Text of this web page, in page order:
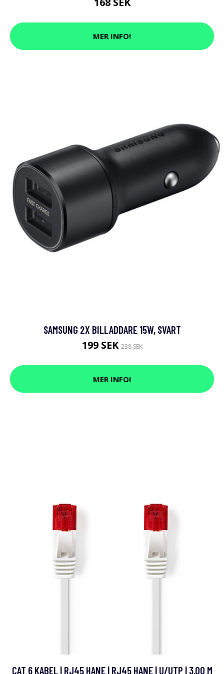
MER INFO!
SAMSUNG 2X BILLADDARE 15W, SVART
199 SEK238 SEK
MER INFO!
CAT 6 KABEL | RJ45 HANE | RJ45 HANE | U/UTP | 3.00 M